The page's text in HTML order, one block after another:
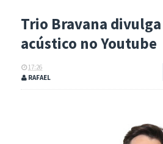
Trio Bravana
acústico no Youtube
17:26
RAFAEL